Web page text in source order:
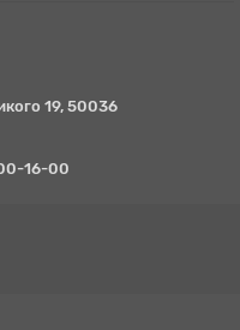
19, 50036
16-00